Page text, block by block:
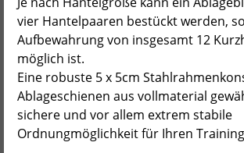
vier Hantelpaaren bestückt werden,
Aufbewahrung von insgesamt 12
möglich ist.
Eine robuste 5 x 5cm
Ablageschienen aus vollmaterial
sichere und vor allem extrem stabile
Ordnungmöglichkeit für Ihren